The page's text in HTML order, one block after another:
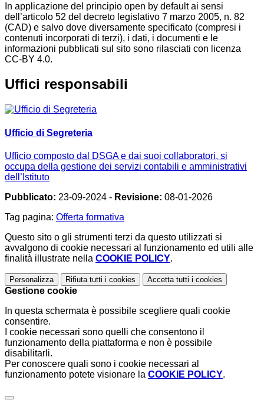
In applicazione del principio open by default ai sensi
dell’articolo 52 del decreto legislativo 7 marzo 2005, n. 82
(CAD) e salvo dove diversamente specificato (compresi i
contenuti incorporati di terzi), i dati, i documenti e le
informazioni pubblicati sul sito sono rilasciati con licenza
CC-BY 4.0.
Uffici responsabili
Ufficio di Segreteria
Ufficio composto dal DSGA e dai suoi collaboratori, si
occupa della gestione dei servizi contabili e amministrativi
dell’Istituto
Pubblicato: 23-09-2024 - Revisione: 08-01-2026
Tag pagina: Offerta formativa
Questo sito o gli strumenti terzi da questo utilizzati si
avvalgono di cookie necessari al funzionamento ed utili alle
finalità illustrate nella COOKIE POLICY.
Personalizza Rifiuta tutti i cookies Accetta tutti i cookies
Gestione cookie
In questa schermata è possibile scegliere quali cookie
consentire.
I cookie necessari sono quelli che consentono il
funzionamento della piattaforma e non è possibile
disabilitarli.
Per conoscere quali sono i cookie necessari al
funzionamento potete visionare la COOKIE POLICY.